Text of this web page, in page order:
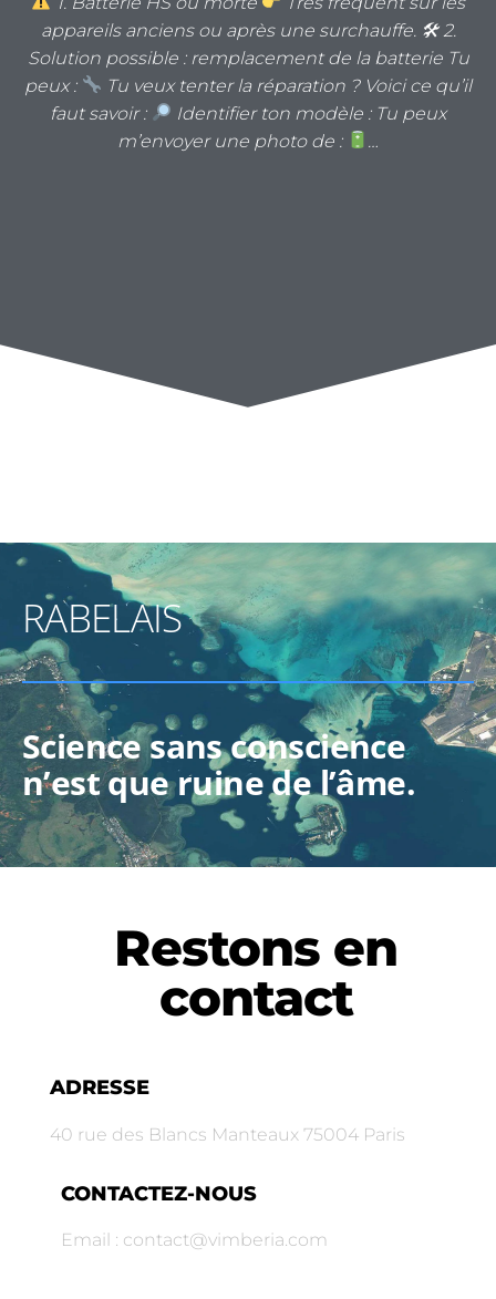
appareils anciens ou après une surchauffe. 🛠 2.
Solution possible : remplacement de la batterie Tu
peux :
Tu veux tenter la réparation ? Voici ce qu’il
faut savoir :
Identifier ton modèle : Tu peux
m’envoyer une photo de :
…
RABELAIS
Science sans conscience
n’est que ruine de l’âme.
Restons en
contact
ADRESSE
40 rue des Blancs Manteaux 75004 Paris
CONTACTEZ-NOUS
Email : contact@vimberia.com